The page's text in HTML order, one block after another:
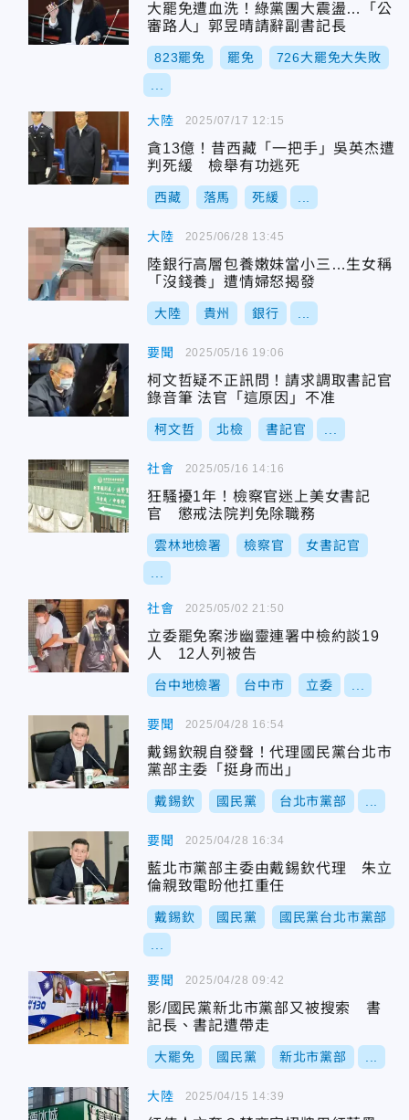
大罷免遭血洗！綠黨團大震盪…「公
審路人」郭昱晴請辭副書記長
823罷免 罷免 726大罷免大失敗
大陸
貪13億！昔西藏「一把手」吳英杰遭
判死緩 檢舉有功逃死
西藏 落馬 死緩
2025/07/17 12:15
大陸
陸銀行高層包養嫩妹當小三…生女稱
「沒錢養」遭情婦怒揭發
大陸 貴州 銀行
2025/06/28 13:45
要聞
柯文哲疑不正訊問！請求調取書記官
錄音筆 法官「這原因」不准
柯文哲 北檢 書記官
2025/05/16 19:06
社會
狂騷擾1年！檢察官迷上美女書記
官 懲戒法院判免除職務
雲林地檢署 檢察官 女書記官
2025/05/16 14:16
社會
立委罷免案涉幽靈連署中檢約談19
人 12人列被告
台中地檢署 台中市 立委
2025/05/02 21:50
要聞
戴錫欽親自發聲！代理國民黨台北市
黨部主委「挺身而出」
戴錫欽 國民黨 台北市黨部
2025/04/28 16:54
要聞
藍北市黨部主委由戴錫欽代理 朱立
倫親致電盼他扛重任
戴錫欽 國民黨 國民黨台北市黨部
2025/04/28 16:34
要聞
影/國民黨新北市黨部又被搜索 書
記長、書記遭帶走
大罷免 國民黨 新北市黨部
2025/04/28 09:42
大陸 2025/04/15 14:39